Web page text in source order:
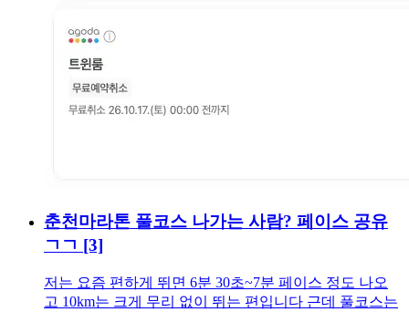
춘천마라톤 풀코스 나가는 사람? 페이스 공유
ㄱㄱ [3]
저는 요즘 편하게 뛰면 6분 30초~7분 페이스 정도 나오
고 10km는 크게 무리 없이 뛰는 편입니다 근데 풀코스는